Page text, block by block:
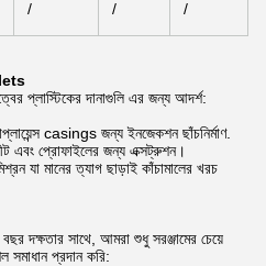
/ / /
প্লাস্টিকের দানাগুলি এর জন্য আদর্শ:
casings জন্য ইনজেকশন ছাঁচনির্মাণ.
এবং প্রোফাইলের জন্য এক্সট্রুশন।
যা মানের ত্যাগ ছাড়াই কাঁচামালের খরচ
দক্ষতার সাথে, আমরা শুধু সরঞ্জামের চেয়ে
সমাধান প্রদান করি: